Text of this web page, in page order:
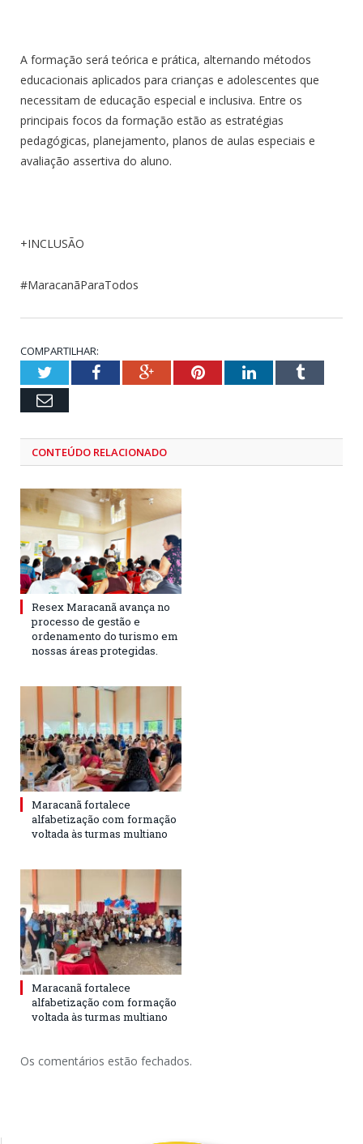
A formação será teórica e prática, alternando métodos
educacionais aplicados para crianças e adolescentes que
necessitam de educação especial e inclusiva. Entre os
principais focos da formação estão as estratégias
pedagógicas, planejamento, planos de aulas especiais e
avaliação assertiva do aluno.
+INCLUSÃO
#MaracanãParaTodos
COMPARTILHAR:
TwitterFacebookGoogle+PinterestLinkedInTumblr
Email
CONTEÚDO RELACIONADO
Resex Maracanã avança no
processo de gestão e
ordenamento do turismo em
nossas áreas protegidas.
Maracanã fortalece
alfabetização com formação
voltada às turmas multiano
Maracanã fortalece
alfabetização com formação
voltada às turmas multiano
Os comentários estão fechados.